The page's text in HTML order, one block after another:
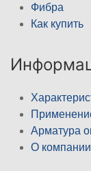
Фибра
Как купить
Арматура
О компании